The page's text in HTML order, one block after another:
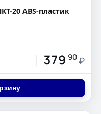
20 ABS-пластик
379 90 ₽